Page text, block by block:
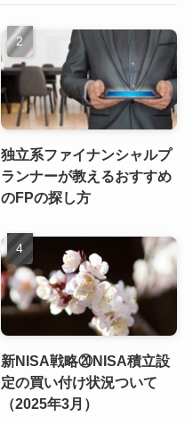
独立系ファイナンシャルプ
ランナーが教えるおすすめ
のFPの探し方
新NISA戦略⑳NISA積立設
定の買い付け状況ついて
（2025年3月）